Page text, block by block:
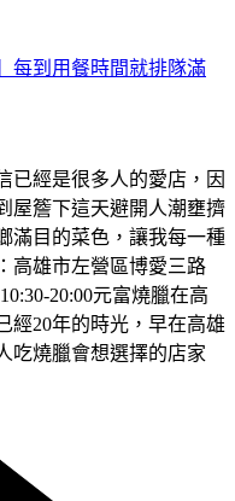
每到用餐時間就排隊滿
已經是很多人的愛店，因
屋簷下這天避開人潮壅擠
滿目的菜色，讓我每一種
高雄市左營區博愛三路
20:00元富燒臘在高
經20年的時光，早在高雄
吃燒臘會想選擇的店家